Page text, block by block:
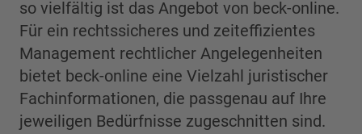
so vielfältig ist das Angebot von beck-online.
Für ein rechtssicheres und zeiteffizientes
Management rechtlicher Angelegenheiten
bietet beck-online eine Vielzahl juristischer
Fachinformationen, die passgenau auf Ihre
jeweiligen Bedürfnisse zugeschnitten sind.